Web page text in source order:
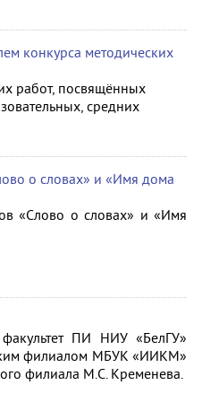
конкурса методических
работ, посвящённых
средних
о словах» и «Имя дома
«Слово о словах» и «Имя
ПИ НИУ «БелГУ»
филиалом МБУК «ИИКМ»
филиала М.С. Кременева.